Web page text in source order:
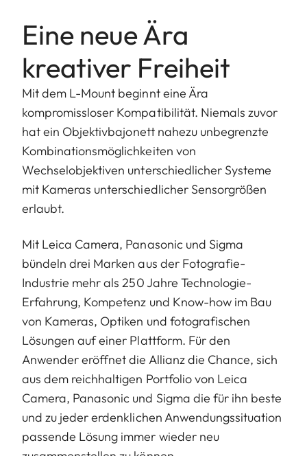
einstellbar
Blendeneinstellbereich
1.4-22
Kleinster Wert
22
Bajonett/Sensorformat
L-Mount, KB-
Format
Innengewinde für Filter
E82
Gewicht
Länge bis Bajonettauflage
124 mm
Größter Durchmesser
88 mm
Gewicht
1.065 g
Eine neue Ära
kreativer Freiheit
Mit dem L-Mount beginnt eine Ära
kompromissloser Kompatibilität. Niemals zuvor
hat ein Objektivbajonett nahezu unbegrenzte
Kombinationsmöglichkeiten von
Wechselobjektiven unterschiedlicher Systeme
mit Kameras unterschiedlicher Sensorgrößen
erlaubt.
Mit Leica Camera, Panasonic und Sigma
bündeln drei Marken aus der Fotografie-
Industrie mehr als 250 Jahre Technologie-
Erfahrung, Kompetenz und Know-how im Bau
von Kameras, Optiken und fotografischen
Lösungen auf einer Plattform. Für den
Anwender eröffnet die Allianz die Chance, sich
aus dem reichhaltigen Portfolio von Leica
Camera, Panasonic und Sigma die für ihn beste
und zu jeder erdenklichen Anwendungssituation
passende Lösung immer wieder neu